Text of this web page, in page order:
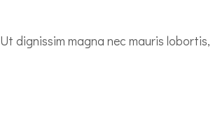
Ut dignissim magna nec mauris